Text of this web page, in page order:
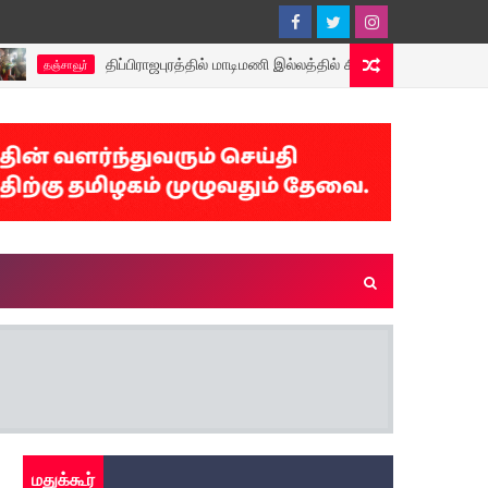
திப்பிராஜபுரத்தில் மாடிமணி இல்லத்தில் சித்ரா பவுர்ணமியை முன்னிட்டு
மதுக்கூர்